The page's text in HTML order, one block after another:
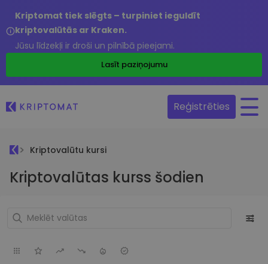
Kriptomat tiek slēgts – turpiniet ieguldīt
kriptovalūtās ar Kraken.
Jūsu līdzekļi ir droši un pilnībā pieejami.
Lasīt paziņojumu
Reģistrēties
Kriptovalūtu kursi
Kriptovalūtas kurss šodien